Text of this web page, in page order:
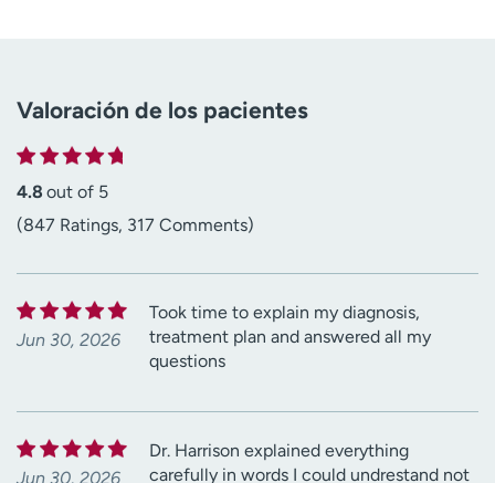
Valoración de los pacientes
4.8 out of 5
(847 Ratings, 317 Comments)
Jun 30, 2026
Took time to explain my diagnosis,
treatment plan and answered all my
questions
Jun 30, 2026
Dr. Harrison explained everything
carefully in words I could undrestand not